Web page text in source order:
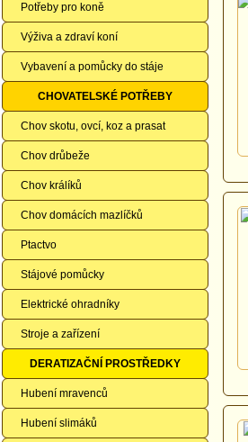
Potřeby pro koně
Výživa a zdraví koní
Vybavení a pomůcky do stáje
CHOVATELSKÉ POTŘEBY
Chov skotu, ovcí, koz a prasat
Chov drůbeže
Chov králíků
Chov domácích mazlíčků
Ptactvo
Stájové pomůcky
Elektrické ohradníky
Stroje a zařízení
DERATIZAČNÍ PROSTŘEDKY
Hubení mravenců
Hubení slimáků